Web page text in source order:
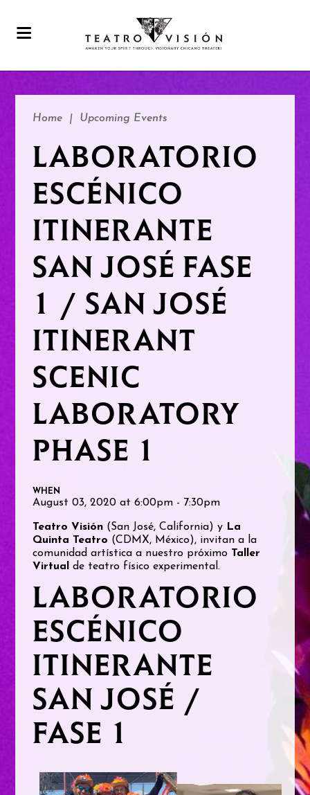
Home | Upcoming Events
LABORATORIO
ESCÉNICO
ITINERANTE
SAN JOSÉ FASE
1 / SAN JOSÉ
ITINERANT
SCENIC
LABORATORY
PHASE 1
WHEN
August 03, 2020 at 6:00pm - 7:30pm
Teatro Visión (San José, California) y La
Quinta Teatro (CDMX, México), invitan a la
comunidad artística a nuestro próximo Taller
Virtual
de teatro físico experimental.
LABORATORIO
ESCÉNICO
ITINERANTE
SAN JOSÉ /
FASE 1